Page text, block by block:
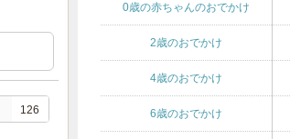
126
0歳の赤ちゃんのおでかけ
2歳のおでかけ
4歳のおでかけ
6歳のおでかけ